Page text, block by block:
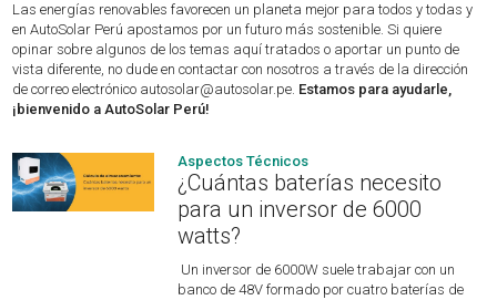
Las energías renovables favorecen un planeta mejor para todos y todas y
en AutoSolar Perú apostamos por un futuro más sostenible. Si quiere
opinar sobre algunos de los temas aquí tratados o aportar un punto de
vista diferente, no dude en contactar con nosotros a través de la dirección
de correo electrónico autosolar@autosolar.pe. Estamos para ayudarle,
¡bienvenido a AutoSolar Perú!
Aspectos Técnicos
¿Cuántas baterías necesito
para un inversor de 6000
watts?
Un inversor de 6000W suele trabajar con un
banco de 48V formado por cuatro baterías de